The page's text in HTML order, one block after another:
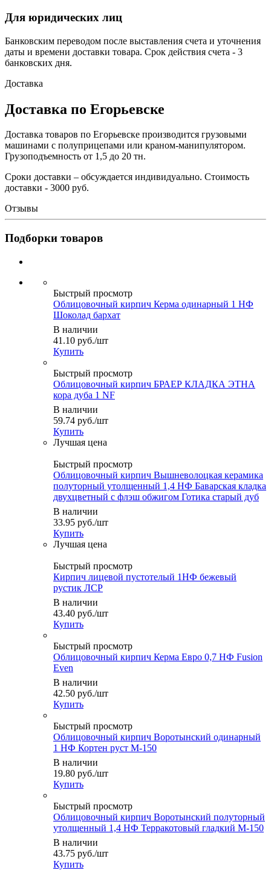
Для юридических лиц
Банковским переводом после выставления счета и уточнения
даты и времени доставки товара. Срок действия счета - 3
банковских дня.
Доставка
Доставка по Егорьевске
Доставка товаров по Егорьевске производится грузовыми
машинами с полуприцепами или краном-манипулятором.
Грузоподъемность от 1,5 до 20 тн.
Сроки доставки – обсуждается индивидуально. Стоимость
доставки - 3000 руб.
Отзывы
Подборки товаров
Быстрый просмотр
Облицовочный кирпич Керма одинарный 1 НФ
Шоколад бархат
В наличии
41.10 руб./шт
Купить
Быстрый просмотр
Облицовочный кирпич БРАЕР КЛАДКА ЭТНА
кора дуба 1 NF
В наличии
59.74 руб./шт
Купить
Быстрый просмотр
Облицовочный кирпич Вышневолоцкая керамика
полуторный утолщенный 1,4 НФ Баварская кладка
двухцветный с флэш обжигом Готика старый дуб
В наличии
33.95 руб./шт
Купить
Быстрый просмотр
Кирпич лицевой пустотелый 1НФ бежевый
рустик ЛСР
В наличии
43.40 руб./шт
Купить
Быстрый просмотр
Облицовочный кирпич Керма Евро 0,7 НФ Fusion
Even
В наличии
42.50 руб./шт
Купить
Быстрый просмотр
Облицовочный кирпич Воротынский одинарный
1 НФ Кортен руст М-150
В наличии
19.80 руб./шт
Купить
Быстрый просмотр
Облицовочный кирпич Воротынский полуторный
утолщенный 1,4 НФ Терракотовый гладкий М-150
В наличии
43.75 руб./шт
Купить